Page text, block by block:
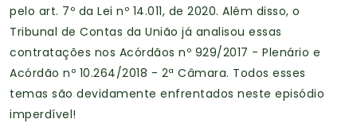
pelo art. 7º da Lei nº 14.011, de 2020. Além disso, o
Tribunal de Contas da União já analisou essas
contratações nos Acórdãos nº 929/2017 - Plenário e
Acórdão nº 10.264/2018 - 2ª Câmara. Todos esses
temas são devidamente enfrentados neste episódio
imperdível!